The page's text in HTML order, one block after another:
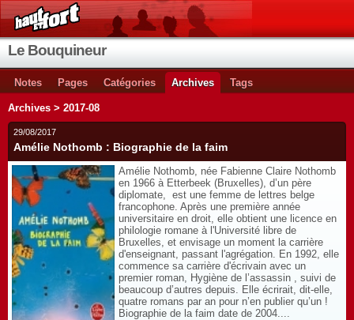
Le Bouquineur
Notes Pages Catégories Archives Tags
Archives > 2017-08
29/08/2017
Amélie Nothomb : Biographie de la faim
Amélie Nothomb, née Fabienne Claire Nothomb
en 1966 à Etterbeek (Bruxelles), d’un père
diplomate, est une femme de lettres belge
francophone. Après une première année
universitaire en droit, elle obtient une licence en
philologie romane à l'Université libre de
Bruxelles, et envisage un moment la carrière
d'enseignant, passant l'agrégation. En 1992, elle
commence sa carrière d'écrivain avec un
premier roman, Hygiène de l’assassin , suivi de
beaucoup d’autres depuis. Elle écrirait, dit-elle,
quatre romans par an pour n’en publier qu’un !
Biographie de la faim date de 2004....